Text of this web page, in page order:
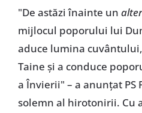
"De astăzi înainte un
mijlocul poporului lui
aduce lumina
Taine și a conduce
a Învierii" – a anunțat
solemn al hirotonirii. Cu